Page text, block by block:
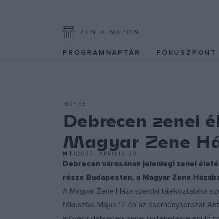
EZEN A NAPON
PROGRAMNAPTÁR
EGYÉB
Debrecen zenei
Magyar Zene
MTI 2022. ÁPRILIS 20.
Debrecen városának jelenlegi zenei
része Budapesten, a Magyar Zene
A Magyar Zene Háza szerdai tájékoztatása
fókuszba. Május 17-én az eseménysorozat